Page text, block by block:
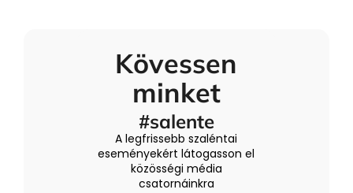
Kövessen
minket
#salente
A legfrissebb szaléntai
eseményekért látogasson el
közösségi média
csatornáinkra